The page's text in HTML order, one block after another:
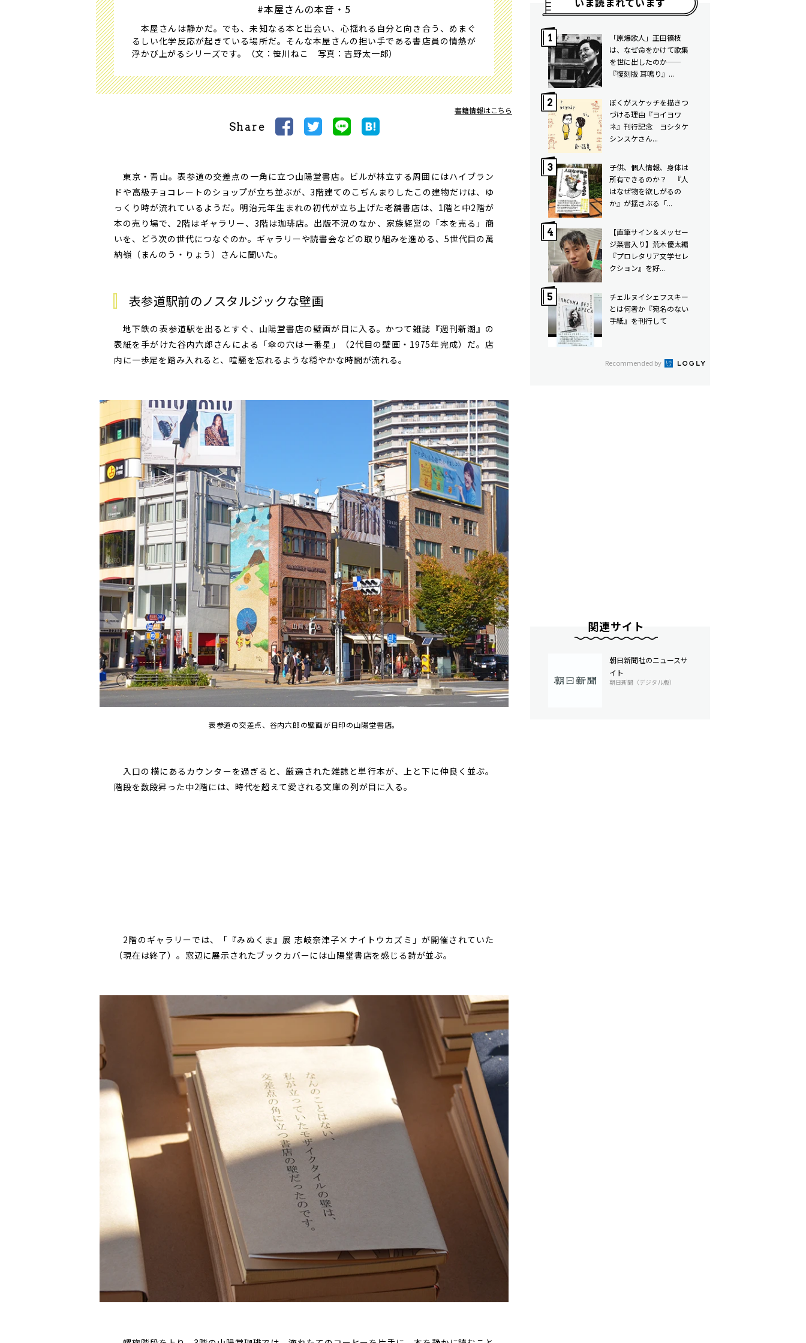
#本屋さんの本音・5
本屋さんは静かだ。でも、未知なる本と出会い、心揺れる自分と向き合う、めまぐ
るしい化学反応が起きている場所だ。そんな本屋さんの担い手である書店員の情熱が
浮かび上がるシリーズです。（文：笹川ねこ 写真：吉野太一郎）
書籍情報はこちら
Share
東京・青山。表参道の交差点の一角に立つ山陽堂書店。ビルが林立する周囲にはハイブラン
ドや高級チョコレートのショップが立ち並ぶが、3階建てのこぢんまりしたこの建物だけは、ゆ
っくり時が流れているようだ。明治元年生まれの初代が立ち上げた老舗書店は、1階と中2階が
本の売り場で、2階はギャラリー、3階は珈琲店。出版不況のなか、家族経営の「本を売る」商
いを、どう次の世代につなぐのか。ギャラリーや読書会などの取り組みを進める、5世代目の萬
納嶺（まんのう・りょう）さんに聞いた。
表参道駅前のノスタルジックな壁画
地下鉄の表参道駅を出るとすぐ、山陽堂書店の壁画が目に入る。かつて雑誌『週刊新潮』の
表紙を手がけた谷内六郎さんによる「傘の穴は一番星」（2代目の壁画・1975年完成）だ。店
内に一歩足を踏み入れると、喧騒を忘れるような穏やかな時間が流れる。
表参道の交差点、谷内六郎の壁画が目印の山陽堂書店。
入口の横にあるカウンターを過ぎると、厳選された雑誌と単行本が、上と下に仲良く並ぶ。
階段を数段昇った中2階には、時代を超えて愛される文庫の列が目に入る。
2階のギャラリーでは、「『みぬくま』展 志岐奈津子×ナイトウカズミ」が開催されていた
（現在は終了）。窓辺に展示されたブックカバーには山陽堂書店を感じる詩が並ぶ。
「原爆歌人」正田篠枝
は、なぜ命をかけて歌集
を世に出したのか——
『復刻版 耳鳴り』...
ぼくがスケッチを描きつ
づける理由――『ヨイヨワ
ネ』刊行記念 ヨシタケ
シンスケさん...
子供、個人情報、身体は
所有できるのか？ 『人
はなぜ物を欲しがるの
か』が揺さぶる「...
【直筆サイン＆メッセー
ジ葉書入り】荒木優太編
『プロレタリア文学セレ
クション』を好...
チェルヌイシェフスキー
とは何者か――『宛名のない
手紙』を刊行して
Recommended by
関連サイト
朝日新聞社のニュースサ
イト
朝日新聞（デジタル版）